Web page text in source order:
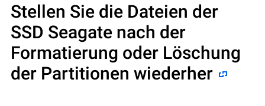
Stellen Sie die Dateien der
SSD Seagate nach der
Formatierung oder Löschung
der Partitionen wiederher